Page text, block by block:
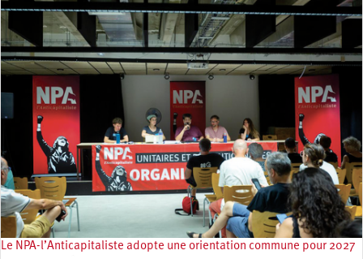
Le NPA-l’Anticapitaliste adopte une orientation commune pour 2027